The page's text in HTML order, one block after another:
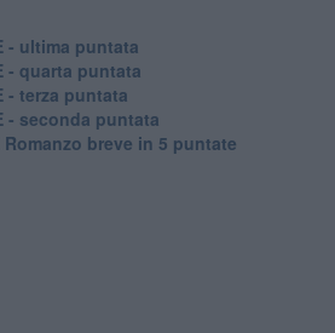
- ultima puntata
- quarta puntata
- terza puntata
- seconda puntata
Romanzo breve in 5 puntate